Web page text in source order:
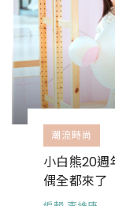
潮流時尚
小白熊20週
偶全都來了